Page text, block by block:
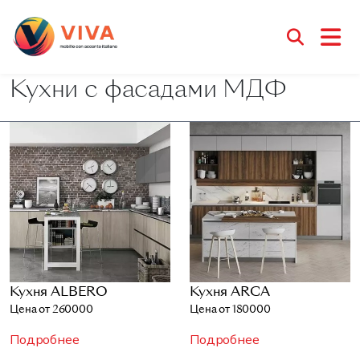
Кухни с фасадами МДФ
Кухня ALBERO
Цена от 260000
Подробнее
Кухня ARCA
Цена от 180000
Подробнее